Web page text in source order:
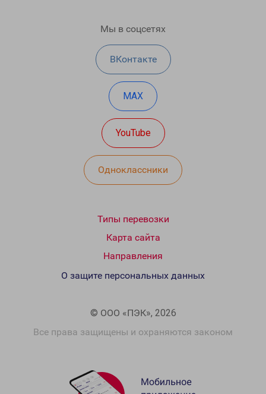
Мы в соцсетях
ВКонтакте
MAX
YouTube
Одноклассники
Типы перевозки
Карта сайта
Направления
© ООО «ПЭК», 2026
Все права защищены и охраняются законом
О защите персональных данных